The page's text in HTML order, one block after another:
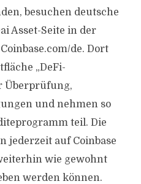
besuchen deutsche
Asset-Seite in der
de. Dort
„DeFi-
Überprüfung,
und nehmen so
teil. Die
jederzeit auf Coinbase
wie gewohnt
werden können.